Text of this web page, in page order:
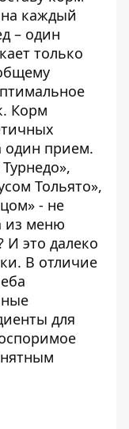
каждый
– один
только
Корм
один прием.
Тольято»,
- не
из меню
И это далеко
В отличие
для